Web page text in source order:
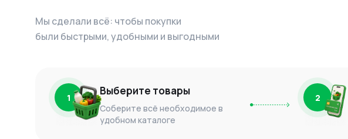
Мы сделали всё: чтобы покупки
были быстрыми, удобными и выгодными
1 Выберите товары
Соберите всё необходимое в
удобном каталоге
2